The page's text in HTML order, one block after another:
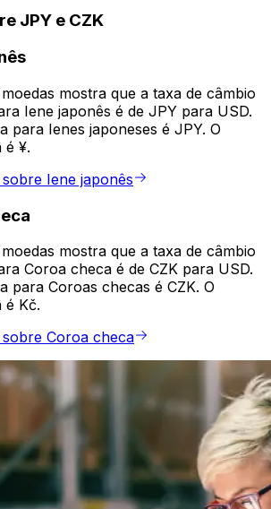
JPY e CZK
mostra que a taxa de câmbio
Iene japonês é de JPY para USD.
para Ienes japoneses é JPY. O
é ¥.
Iene japonês
mostra que a taxa de câmbio
Coroa checa é de CZK para USD.
para Coroas checas é CZK. O
é Kč.
Coroa checa